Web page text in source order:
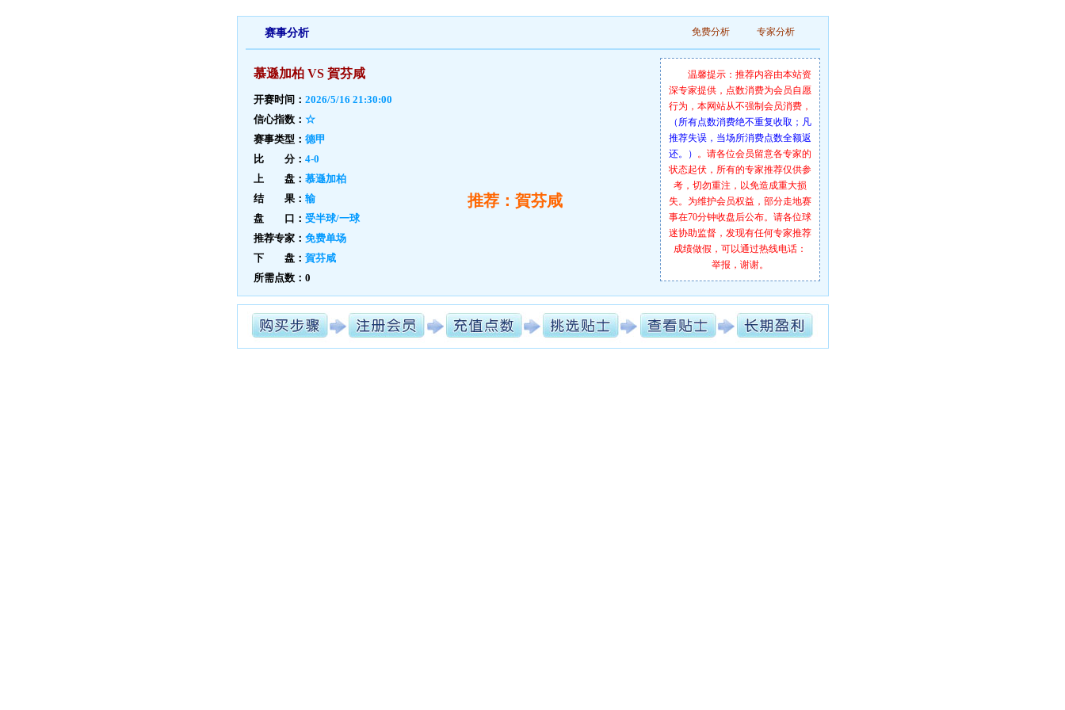
赛事分析 专家分析
免费分析
慕遜加柏 VS 賀芬咸
开赛时间： 2026/5/16 21:30:00
信心指数： ☆
赛事类型： 德甲
比 分： 4-0
上 盘： 慕遜加柏
结 果： 输
盘 口： 受半球/一球
推荐专家： 免费单场
下 盘：賀芬咸
所需点数：0
推荐：賀芬咸
温馨提示：推荐内容由本站资
深专家提供，点数消费为会员自愿
行为，本网站从不强制会员消费，
（所有点数消费绝不重复收取；凡
推荐失误，当场所消费点数全额返
还。） 。请各位会员留意各专家的
状态起伏，所有的专家推荐仅供参
考，切勿重注，以免造成重大损
失。为维护会员权益，部分走地赛
事在70分钟收盘后公布。请各位球
迷协助监督，发现有任何专家推荐
成绩做假，可以通过热线电话：
举报，谢谢。